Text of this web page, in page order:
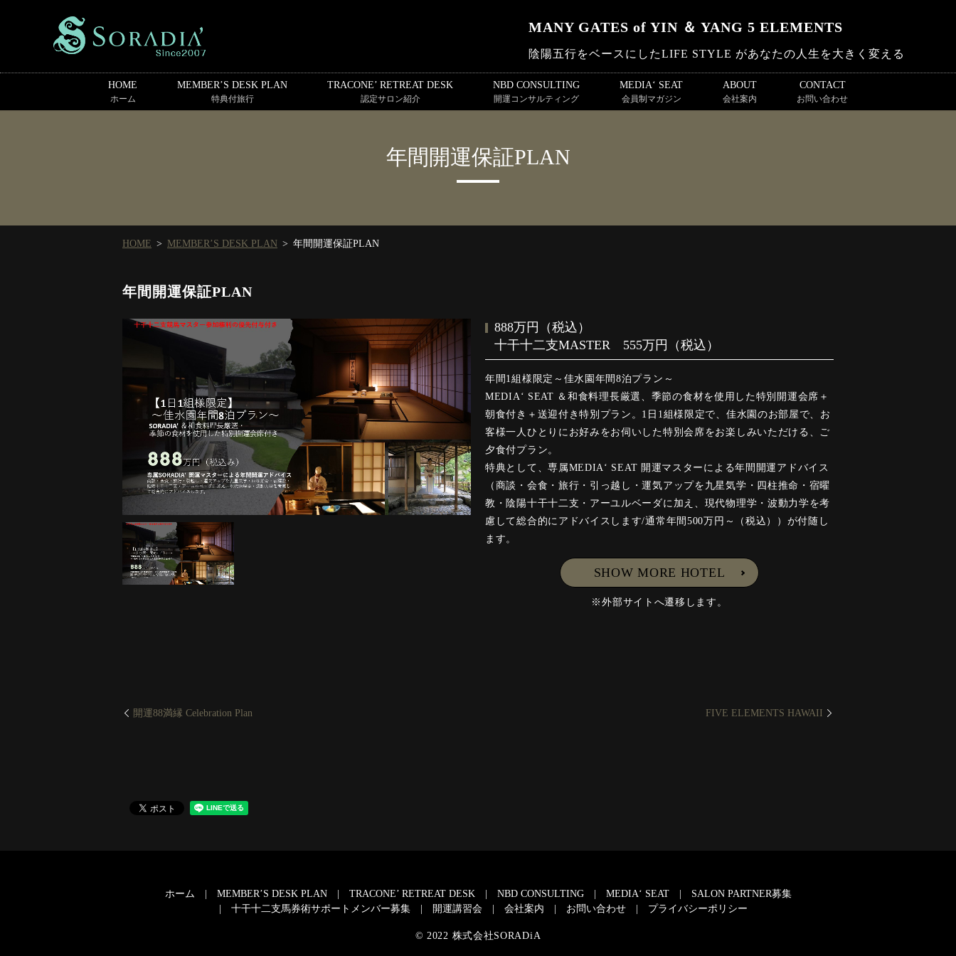
MANY GATES of YIN ＆ YANG 5 ELEMENTS
陰陽五行をベースにしたLIFE STYLE があなたの人生を大きく変える
HOME
ホーム
MEMBER’S DESK PLAN
特典付旅行
TRACONE’ RETREAT DESK
認定サロン紹介
NBD CONSULTING
開運コンサルティング
MEDIA‘ SEAT
会員制マガジン
ABOUT
会社案内
CONTACT
お問い合わせ
年間開運保証PLAN
HOME MEMBER’S DESK PLAN 年間開運保証PLAN
年間開運保証PLAN
888万円（税込）
十干十二支MASTER 555万円（税込）
年間1組様限定～佳水園年間8泊プラン～
MEDIA‘ SEAT ＆和食料理長厳選、季節の食材を使用した特別開運会席＋
朝食付き＋送迎付き特別プラン。1日1組様限定で、佳水園のお部屋で、お
客様一人ひとりにお好みをお伺いした特別会席をお楽しみいただける、ご
夕食付プラン。
特典として、専属MEDIA‘ SEAT 開運マスターによる年間開運アドバイス
（商談・会食・旅行・引っ越し・運気アップを九星気学・四柱推命・宿曜
教・陰陽十干十二支・アーユルベーダに加え、現代物理学・波動力学を考
慮して総合的にアドバイスします/通常年間500万円～（税込））が付随し
ます。
SHOW MORE HOTEL
※外部サイトへ遷移します。
開運88満縁 Celebration Plan FIVE ELEMENTS HAWAII
ホーム MEMBER’S DESK PLAN TRACONE’ RETREAT DESK NBD CONSULTING MEDIA‘ SEAT
SALON PARTNER募集
十干十二支馬券術サポートメンバー募集
開運講習会 会社案内 お問い合わせ プライバシーポリシー
© 2022 株式会社SORADiA